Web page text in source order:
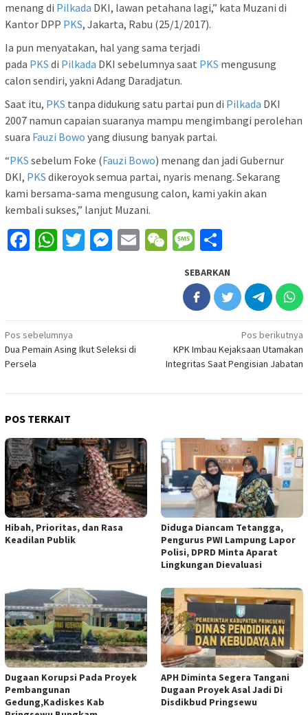
menang di Pilkada DKI, lawan petahana lagi,” kata Muzani di
Kantor DPP PKS, Jakarta, Rabu (25/1/2017).
Ia pun menyatakan, hal yang sama terjadi
pada PKS di Pilkada DKI sebelumnya saat PKS mengusung
calon sendiri, yakni Adang Daradjatun.
Saat itu, PKS tanpa didukung satu partai pun di Pilkada DKI
2007 namun capaian suaranya mampu mengimbangi perolehan
suara Fauzi Bowo yang diusung banyak partai.
“PKS sebelum Foke (Fauzi Bowo) menang dan jadi Gubernur
DKI, PKS dikeroyok semua partai, nyaris menang. Sekarang
kami bersama-sama mengusung calon, kami yakin akan
kembali sukses,” lanjut Muzani.
Facebook
WhatsApp
Twitter
Messenger
EmailWeChatMessage
SEBARKAN
Navigasi
pos
Pos sebelumnya
Dua Pemain Asing Ikut Seleksi di
Persela
Pos berikutnya
KPK Imbau Kejaksaan Utamakan
Integritas Saat Pengisian Jabatan
POS TERKAIT
Hibah, Prioritas, dan Rasa
Keadilan Publik
Diduga Diancam Tetangga,
Pengurus PWI Lampung Lapor
Polisi, DPRD Minta Aparat
Lingkungan Dievaluasi
Dugaan Korupsi Pada Proyek
Pembangunan
Gedung,Kadiskes Kab
APH Diminta Segera Tangani
Dugaan Proyek Asal Jadi Di
Disdikbud Pringsewu